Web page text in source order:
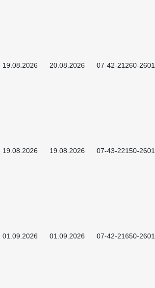
19.08.2026 20.08.2026 07-42-21260-2601
19.08.2026 19.08.2026 07-43-22150-2601
01.09.2026 01.09.2026 07-42-21650-2601